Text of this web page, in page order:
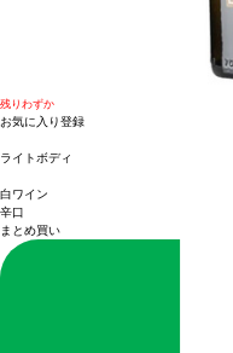
残りわずか
お気に入り登録
ライトボディ
白ワイン
辛口
まとめ買い